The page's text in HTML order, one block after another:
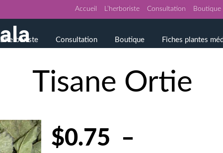
Accueil L’herboriste Consultation Boutique
L’herboriste Consultation Boutique Fiches plantes
Tisane Ortie
$0.75 –